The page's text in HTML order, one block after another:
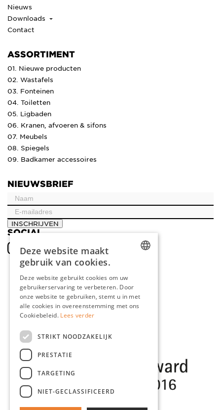
Nieuws
Downloads
Contact
ASSORTIMENT
01. Nieuwe producten
02. Wastafels
03. Fonteinen
04. Toiletten
05. Ligbaden
06. Kranen, afvoeren & sifons
07. Meubels
08. Spiegels
09. Badkamer accessoires
NIEUWSBRIEF
INSCHRIJVEN
SOCIAL
ENGLISH
FRENCH
Deze website maakt
gebruik van cookies.
Deze website gebruikt cookies om uw
gebruikerservaring te verbeteren. Door
onze website te gebruiken, stemt u in met
alle cookies in overeenstemming met ons
Cookiebeleid. Lees verder
STRIKT NOODZAKELIJK
PRESTATIE
TARGETING
NIET-GECLASSIFICEERD